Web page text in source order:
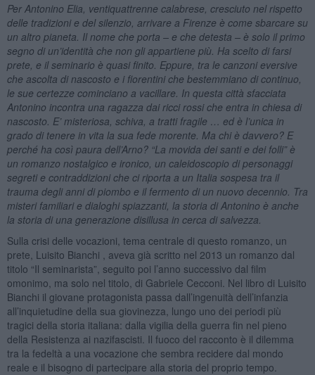
Per Antonino Elia, ventiquattrenne calabrese, cresciuto nel rispetto
delle tradizioni e del silenzio, arrivare a Firenze è come sbarcare su
un altro pianeta. Il nome che porta – e che detesta – è solo il primo
segno di un’identità che non gli appartiene più. Ha scelto di farsi
prete, e il seminario è quasi finito. Eppure, tra le canzoni eversive
che ascolta di nascosto e i fiorentini che bestemmiano di continuo,
le sue certezze cominciano a vacillare. In questa città sfacciata
Antonino incontra una ragazza dai ricci rossi che entra in chiesa di
nascosto. E’ misteriosa, schiva, a tratti fragile … ed è l’unica in
grado di tenere in vita la sua fede morente. Ma chi è davvero? E
perché ha così paura dell’Arno? “La movida dei santi e dei folli” è
un romanzo nostalgico e ironico, un caleidoscopio di personaggi
segreti e contraddizioni che ci riporta a un Italia sospesa tra il
trauma degli anni di piombo e il fermento di un nuovo decennio. Tra
misteri familiari e dialoghi spiazzanti, la storia di Antonino è anche
la storia di una generazione disillusa in cerca di salvezza.
Sulla crisi delle vocazioni, tema centrale di questo romanzo, un
prete, Luisito Bianchi , aveva già scritto nel 2013 un romanzo dal
titolo “Il seminarista”, seguito poi l’anno successivo dal film
omonimo, ma solo nel titolo, di Gabriele Cecconi. Nel libro di Luisito
Bianchi il giovane protagonista passa dall’ingenuità dell’infanzia
all’inquietudine della sua giovinezza, lungo uno dei periodi più
tragici della storia italiana: dalla vigilia della guerra fin nel pieno
della Resistenza ai nazifascisti. Il fuoco del racconto è il dilemma
tra la fedeltà a una vocazione che sembra recidere dal mondo
reale e il bisogno di partecipare alla storia del proprio tempo.